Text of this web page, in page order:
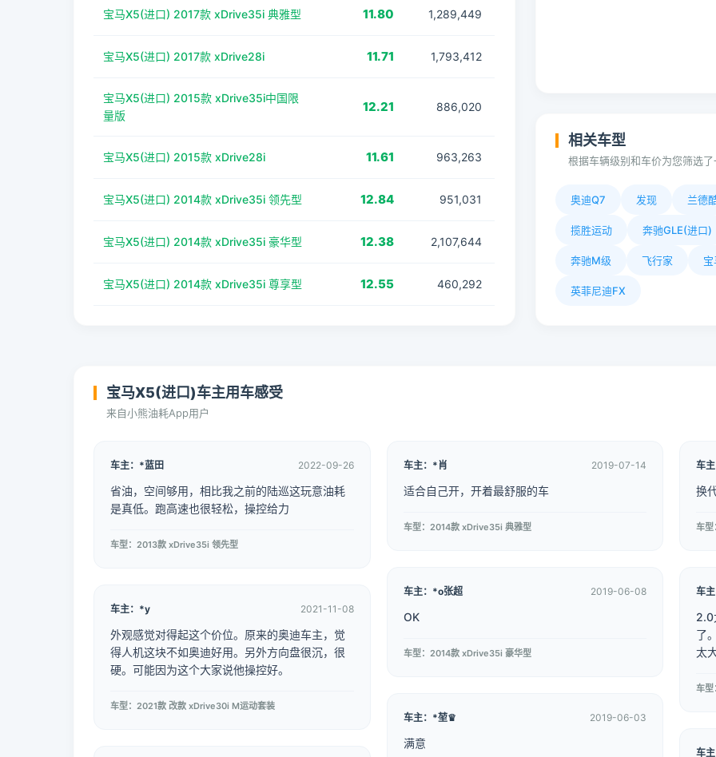
宝马X5(进口) 2017款 xDrive35i 典雅型 11.80 1,289,449
宝马X5(进口) 2017款 xDrive28i 11.71 1,793,412
宝马X5(进口) 2015款 xDrive35i中国限
量版
12.21 886,020
宝马X5(进口) 2015款 xDrive28i 11.61 963,263
宝马X5(进口) 2014款 xDrive35i 领先型 12.84 951,031
宝马X5(进口) 2014款 xDrive35i 豪华型 12.38 2,107,644
宝马X5(进口) 2014款 xDrive35i 尊享型 12.55 460,292
相关车型
根据车辆级别和车价为您筛选
奥迪Q7 发现 兰德
揽胜运动 奔驰GLE(进口)
奔驰M级 飞行家
英菲尼迪FX
宝马X5(进口)车主用车感受
来自小熊油耗App用户
车主：*蓝田 2022-09-26
省油，空间够用，相比我之前的陆巡这玩意油耗
是真低。跑高速也很轻松，操控给力
车型：2013款 xDrive35i 领先型
车主：*y 2021-11-08
外观感觉对得起这个价位。原来的奥迪车主，觉
得人机这块不如奥迪好用。另外方向盘很沉，很
硬。可能因为这个大家说他操控好。
车型：2021款 改款 xDrive30i M运动套装
车主：*肖 2019-07-14
适合自己开，开着最舒服的车
车型：2014款 xDrive35i 典雅型
车主：*o张超 2019-06-08
OK
车型：2014款 xDrive35i 豪华型
车主：*堃♛ 2019-06-03
满意
车
换
车
车
2.0
了
太
车
车